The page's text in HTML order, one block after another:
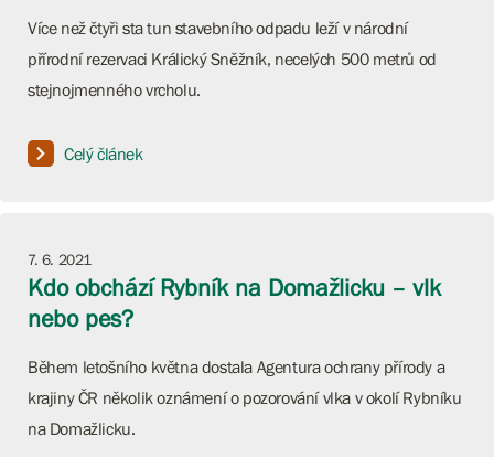
Více než čtyři sta tun stavebního odpadu leží v národní
přírodní rezervaci Králický Sněžník, necelých 500 metrů od
stejnojmenného vrcholu.
Celý článek
7. 6. 2021
Kdo obchází Rybník na Domažlicku – vlk
nebo pes?
Během letošního května dostala Agentura ochrany přírody a
krajiny ČR několik oznámení o pozorování vlka v okolí Rybníku
na Domažlicku.